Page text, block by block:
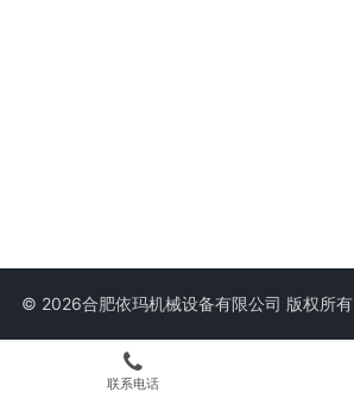
© 2026合肥依玛机械设备有限公司 版权所有
联系电话